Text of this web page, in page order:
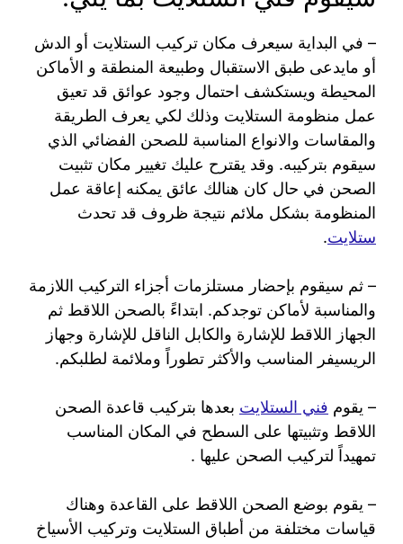
– في البداية سيعرف مكان تركيب الستلايت أو الدش
أو مايدعى طبق الاستقبال وطبيعة المنطقة و الأماكن
المحيطة ويستكشف احتمال وجود عوائق قد تعيق
عمل منظومة الستلايت وذلك لكي يعرف الطريقة
والمقاسات والانواع المناسبة للصحن الفضائي الذي
سيقوم بتركيبه. وقد يقترح عليك تغيير مكان تثبيت
الصحن في حال كان هنالك عائق يمكنه إعاقة عمل
المنظومة بشكل ملائم نتيجة ظروف قد تحدث
ستلايت.
– ثم سيقوم بإحضار مستلزمات أجزاء التركيب اللازمة
والمناسبة لأماكن توجدكم. ابتداءً بالصحن اللاقط ثم
الجهاز اللاقط للإشارة والكابل الناقل للإشارة وجهاز
الريسيفر المناسب والأكثر تطوراً وملائمة لطلبكم.
– يقوم فني الستلايت بعدها بتركيب قاعدة الصحن
اللاقط وتثبيتها على السطح في المكان المناسب
تمهيداً لتركيب الصحن عليها .
– يقوم بوضع الصحن اللاقط على القاعدة وهناك
قياسات مختلفة من أطباق الستلايت وتركيب الأسياخ